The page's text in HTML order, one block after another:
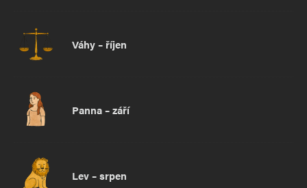
Váhy – říjen
Panna – září
Lev – srpen